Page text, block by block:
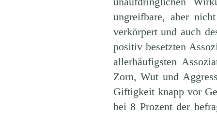
ungreifbare, aber
verkörpert und auch
positiv besetzten
allerhäufigsten
Zorn, Wut und
Giftigkeit knapp vor
bei 8 Prozent der